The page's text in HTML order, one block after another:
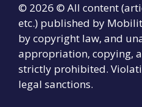
© 2026 © All content
etc.) published by
by copyright law, and
appropriation, copying,
strictly prohibited.
legal sanctions.